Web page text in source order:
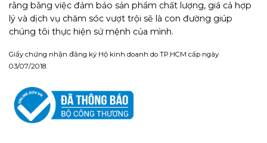
rằng bằng việc đảm bảo sản phẩm chất lượng, giá cả hợp
lý và dịch vụ chăm sóc vượt trội sẽ là con đường giúp
chúng tôi thực hiện sứ mệnh của mình.
Giấy chứng nhận đăng ký Hộ kinh doanh do TP.HCM cấp ngày
03/07/2018.